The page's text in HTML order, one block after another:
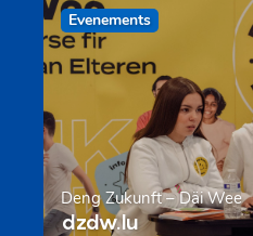
Evenements
Deng Zukunft – Däi Wee
dzdw.lu